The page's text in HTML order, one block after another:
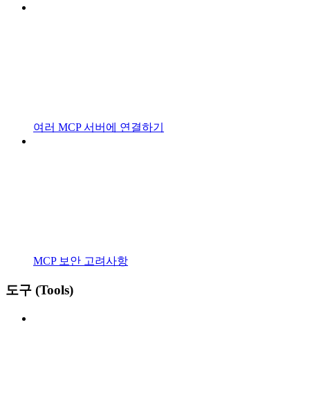
여러 MCP 서버에 연결하기
MCP 보안 고려사항
도구 (Tools)